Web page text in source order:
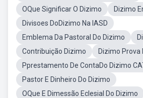
OQue Significar O Dizimo
Dizimo
Divisoes DoDizimo Na IASD
Emblema Da Pastoral Do Dizimo
Contribuição Dizimo
Dizimo Prova
Pprestamento De ContaDo Dizimo
Pastor E Dinheiro Do Dizimo
OQue E Dimessão Eclesial Do Dizimo